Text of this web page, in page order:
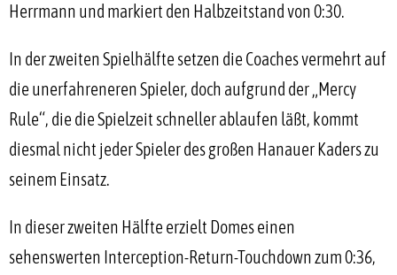
Herrmann und markiert den Halbzeitstand von 0:30.
In der zweiten Spielhälfte setzen die Coaches vermehrt auf
die unerfahreneren Spieler, doch aufgrund der „Mercy
Rule“, die die Spielzeit schneller ablaufen läßt, kommt
diesmal nicht jeder Spieler des großen Hanauer Kaders zu
seinem Einsatz.
In dieser zweiten Hälfte erzielt Domes einen
sehenswerten Interception-Return-Touchdown zum 0:36,